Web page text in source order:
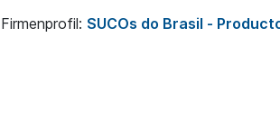
Firmenprofil: SUCOs do Brasil -